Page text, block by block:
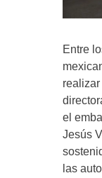
Entre
el
Jesús
las